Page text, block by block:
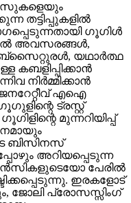
തട്ടിപ്പുകളില്‍
ഗൂഗിള്‍
അവസരങ്ങള്‍,
യഥാര്‍ത്ഥ
നിര്‍മ്മിക്കാന്‍
എഐ
ട്രസ്റ്റ്
മുന്നറിയിപ്പ്
ബിസിനസ്
അറിയപ്പെടുന്ന
പേരില്‍
ഇരകളോട്
ജോലി പ്രോസസ്സിംഗ്